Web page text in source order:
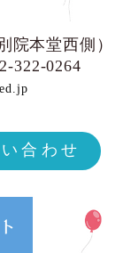
院本堂西側）
322-0264
合わせ